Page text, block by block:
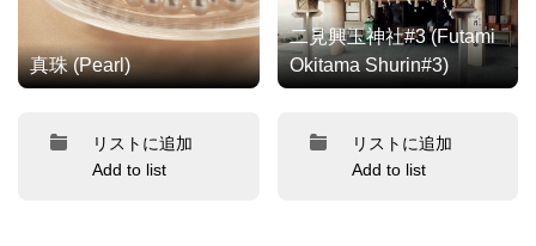
真珠 (Pearl)
リストに追加
Add to list
二見興玉神社#3 (Futami
Okitama Shurin#3)
リストに追加
Add to list